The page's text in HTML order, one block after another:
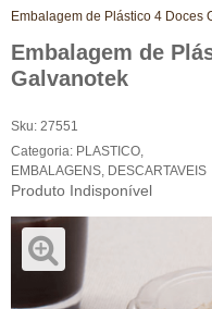
Embalagem de Plástico 4 Doces
Embalagem de
Galvanotek
Sku: 27551
Categoria: PLASTICO
EMBALAGENS DESCARTAVEIS
Produto Indisponível